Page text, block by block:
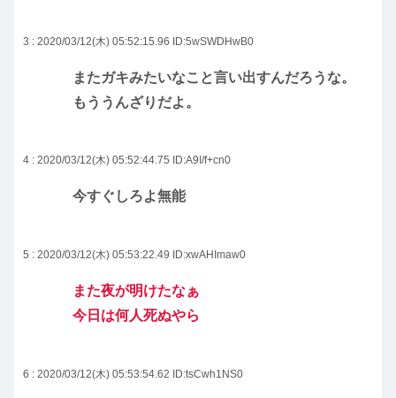
3 : 2020/03/12(木) 05:52:15.96 ID:5wSWDHwB0
またガキみたいなこと言い出すんだろうな。
もううんざりだよ。
4 : 2020/03/12(木) 05:52:44.75 ID:A9I/f+cn0
今すぐしろよ無能
5 : 2020/03/12(木) 05:53:22.49 ID:xwAHImaw0
また夜が明けたなぁ
今日は何人死ぬやら
6 : 2020/03/12(木) 05:53:54.62 ID:tsCwh1NS0